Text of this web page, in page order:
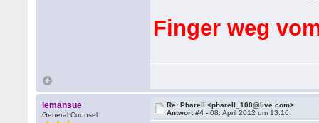
Finger weg
lemansue
General Counsel
Re: Pharell <pharell_100@live.com>
Antwort #4 -08. April 2012 um 13:16